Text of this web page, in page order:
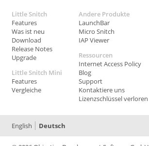
Little Snitch
Features
Was ist neu
Download
Release Notes
Upgrade
Little Snitch Mini
Features
Vergleiche
Andere Produkte
LaunchBar
Micro Snitch
IAP Viewer
Ressourcen
Internet Access Policy
Blog
Support
Kontaktiere uns
Lizenzschlüssel verloren
English Deutsch